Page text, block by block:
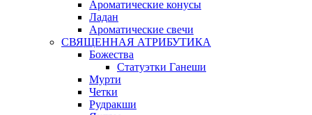
Ароматические конусы
Ладан
Ароматические свечи
СВЯЩЕННАЯ АТРИБУТИКА
Божества
Статуэтки Ганеши
Мурти
Четки
Рудракши